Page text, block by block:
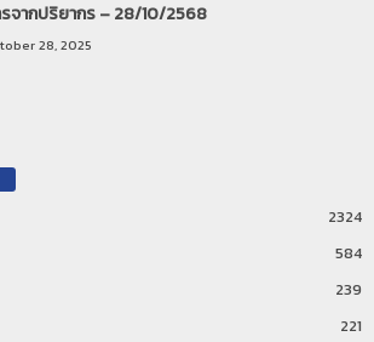
จากปริยากร – 28/10/2568
28, 2025
2324
584
239
221